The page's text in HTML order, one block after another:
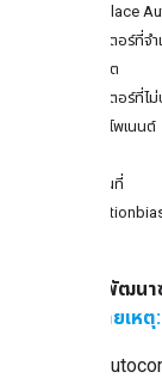
คำขอ Place
พารามิเตอร์ที่จำ
อินพุต
พารามิเตอร์ที่ไ
คอมโพเนนต์
สถานที่
นักพัฒนา
หมายเห
Place